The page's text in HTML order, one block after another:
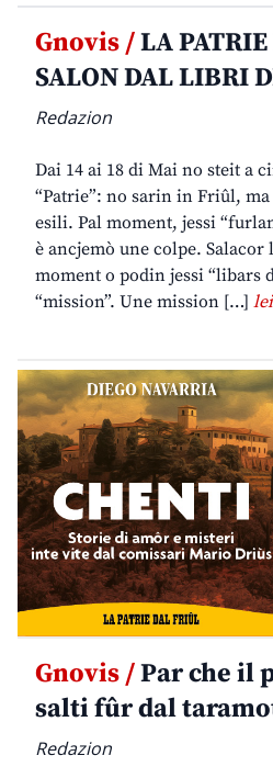
Gnovis /LA
SALON DAL LIBRI
Redazion
Dai 14 ai 18 di Mai no steit a
“Patrie”: no sarin in Friûl,
esili. Pal moment, jessi
è ancjemò une colpe. Salacor
moment o podin jessi “libars
“mission”. Une mission […]
Gnovis /Par che il
salti fûr dal
Redazion